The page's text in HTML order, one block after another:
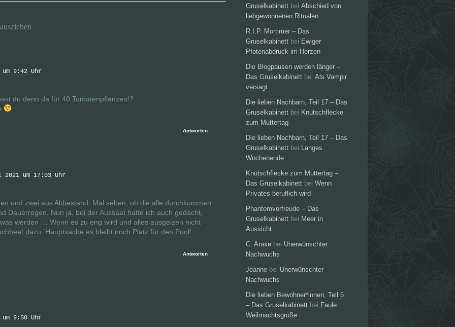
9:42 Uhr
du denn da für 40 Tomatenpflanzen!?
Antworten
2021 um 17:03 Uhr
und zwei aus Altbestand. Mal sehen, ob die alle durchkommen
Dauerregen. Nun ja, bei der Aussaat hatte ich auch gedacht,
werden … Wenn es zu eng wird und alles ausgeizen nicht
dazu. Hauptsache es bleibt noch Platz für den Pool!
Antworten
9:50 Uhr
Gruselkabinett bei Abschied von
liebgewonnenen Ritualen
R.I.P. Mortimer – Das
Gruselkabinett bei Ewiger
Pfotenabdruck im Herzen
Die Blogpausen werden länger –
Das Gruselkabinett bei Als Vampir
versagt
Die lieben Nachbarn, Teil 17 – Das
Gruselkabinett bei Knutschflecke
zum Muttertag
Die lieben Nachbarn, Teil 17 – Das
Gruselkabinett bei Langes
Wochenende
Knutschflecke zum Muttertag –
Das Gruselkabinett bei Wenn
Privates beruflich wird
Phantomvorfreude – Das
Gruselkabinett bei Meer in
Aussicht
C. Araxe bei Unerwünschter
Nachwuchs
Jeanne bei Unerwünschter
Nachwuchs
Die lieben Bewohner*innen, Teil 5
– Das Gruselkabinett bei Faule
Weihnachtsgrüße